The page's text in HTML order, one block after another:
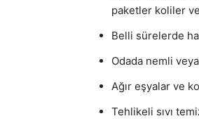
paketler koliler
Belli sürelerde
Odada nemli veya
Ağır eşyalar ve
Tehlikeli sıvı